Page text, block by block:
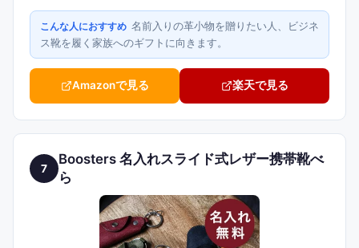
こんな人におすすめ 名前入りの革小物を贈りたい人、ビジネ
ス靴を履く家族へのギフトに向きます。
Amazonで見る 楽天で見る
7
Boosters 名入れスライド式レザー携帯靴べ
ら